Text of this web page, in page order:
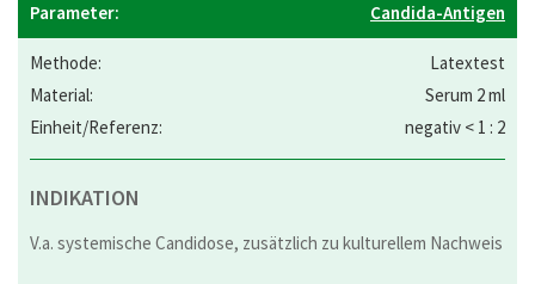
Candida-Antigen
Latextest
Serum 2 ml
negativ < 1 : 2
INDIKATION
V.a. systemische Candidose, zusätzlich zu kulturellem Nachweis